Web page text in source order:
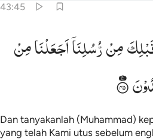
43:45
اجعلنا من دون الرحمان الهة
أَجَعَلْنَا مِن دُونِ ٱلرَّحْمَـٰنِ ءَالِهَةًۭ
مِنْرُّسُلِنَاۤاَجَعَلْنَامِنْ
Dan tanyakanlah (Muhammad)
yang telah Kami utus sebelum